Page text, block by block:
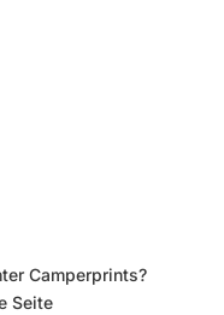
Camperprints?
Seite